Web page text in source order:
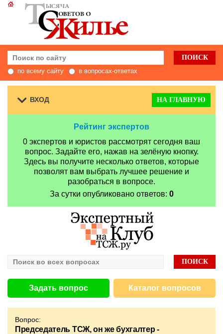
по всему сайту в вопросах-ответах
ВХОД НА ГЛАВНУЮ
Рейтинг экспертов
0 экспертов и юристов рассмотрят сегодня ваш
вопрос. Задайте его, нажав на зелёную кнопку.
Здесь вы получите несколько ответов, которые
позволят вам выбрать лучшее решение и
разобраться в вопросе.
За сутки опубликовано ответов: 0
Задать вопрос Каталог вопросов
Вопрос:
Председатель ТСЖ, он же бухгалтер -